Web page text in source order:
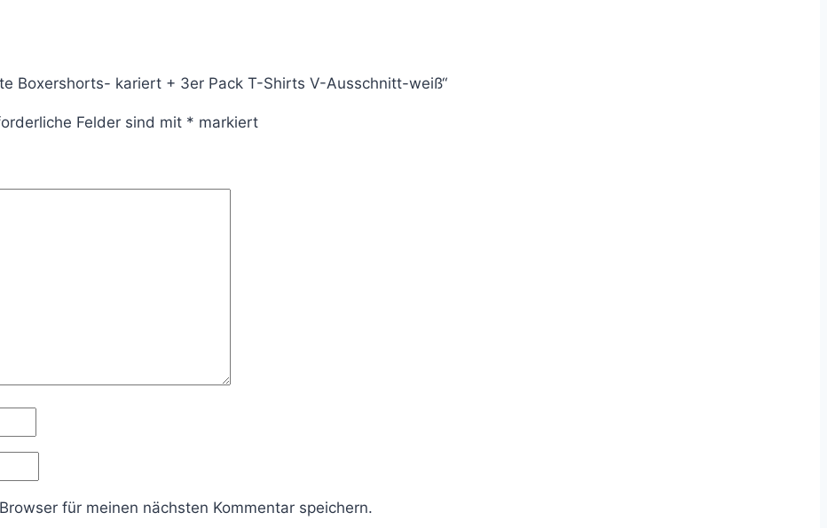
Boxershorts- kariert + 3er Pack T-Shirts V-Ausschnitt-weiß“
Felder sind mit * markiert
für meinen nächsten Kommentar speichern.